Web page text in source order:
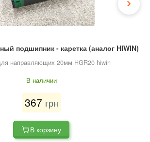
подшипник - каретка (аналог HIWIN)
направляющих 20мм HGR20 hiwin
В наличии
367 грн
В корзину